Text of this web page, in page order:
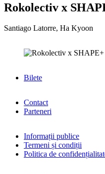
Rokolectiv x
Santiago Latorre, Ha Kyoon
Bilete
Contact
Parteneri
Informații publice
Termeni și condiții
Politica de